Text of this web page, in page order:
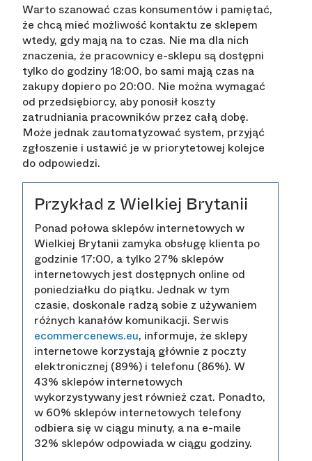
Warto szanować czas konsumentów i pamiętać,
że chcą mieć możliwość kontaktu ze sklepem
wtedy, gdy mają na to czas. Nie ma dla nich
znaczenia, że pracownicy e-sklepu są dostępni
tylko do godziny 18:00, bo sami mają czas na
zakupy dopiero po 20:00. Nie można wymagać
od przedsiębiorcy, aby ponosił koszty
zatrudniania pracowników przez całą dobę.
Może jednak zautomatyzować system, przyjąć
zgłoszenie i ustawić je w priorytetowej kolejce
do odpowiedzi.
Przykład z Wielkiej Brytanii
Ponad połowa sklepów internetowych w
Wielkiej Brytanii zamyka obsługę klienta po
godzinie 17:00, a tylko 27% sklepów
internetowych jest dostępnych online od
poniedziałku do piątku. Jednak w tym
czasie, doskonale radzą sobie z używaniem
różnych kanałów komunikacji. Serwis
ecommercenews.eu, informuje, że sklepy
internetowe korzystają głównie z poczty
elektronicznej (89%) i telefonu (86%). W
43% sklepów internetowych
wykorzystywany jest również czat. Ponadto,
w 60% sklepów internetowych telefony
odbiera się w ciągu minuty, a na e-maile
32% sklepów odpowiada w ciągu godziny.